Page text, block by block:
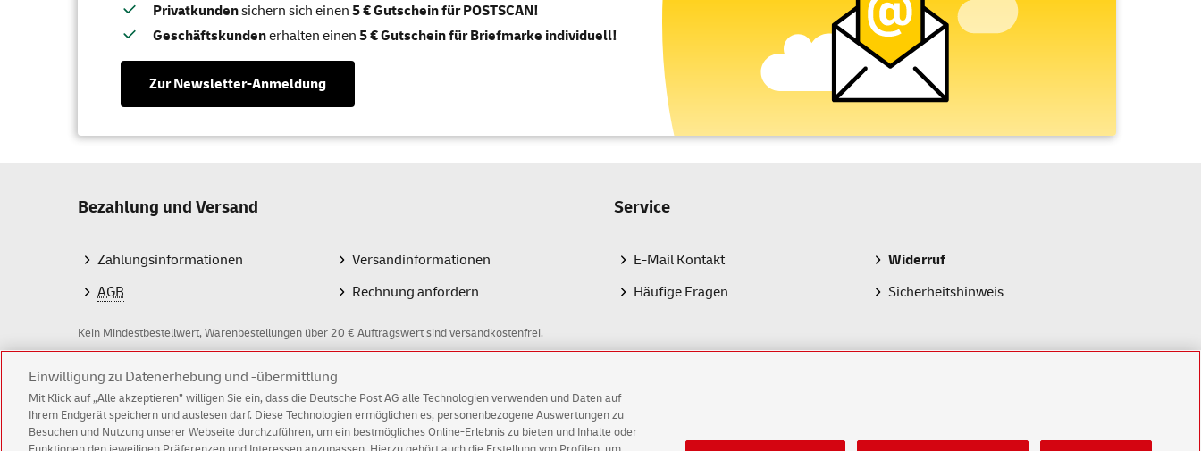
Privatkundensichern sich einen 5 € Gutschein für POSTSCAN!
Geschäftskundenerhalten einen 5 € Gutschein für Briefmarke individuell!
Zur Newsletter-Anmeldung
Bezahlung und Versand
Zahlungsinformationen
AGB
Versandinformationen
Rechnung anfordern
Service
E-Mail Kontakt
Häufige Fragen
Widerruf
Sicherheitshinweis
Kein Mindestbestellwert, Warenbestellungen über 20 € Auftragswert sind versandkostenfrei.
Z
a
h
Einwilligung zu Datenerhebung und -übermittlung
Mit Klick auf „Alle akzeptieren” willigen Sie ein, dass die Deutsche Post AG alle Technologien verwenden und Daten auf
Ihrem Endgerät speichern und auslesen darf. Diese Technologien ermöglichen es, personenbezogene Auswertungen zu
Besuchen und Nutzung unserer Webseite durchzuführen, um ein bestmögliches Online-Erlebnis zu bieten und Inhalte oder